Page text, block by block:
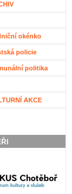
okénko
policie
politika
AKCE